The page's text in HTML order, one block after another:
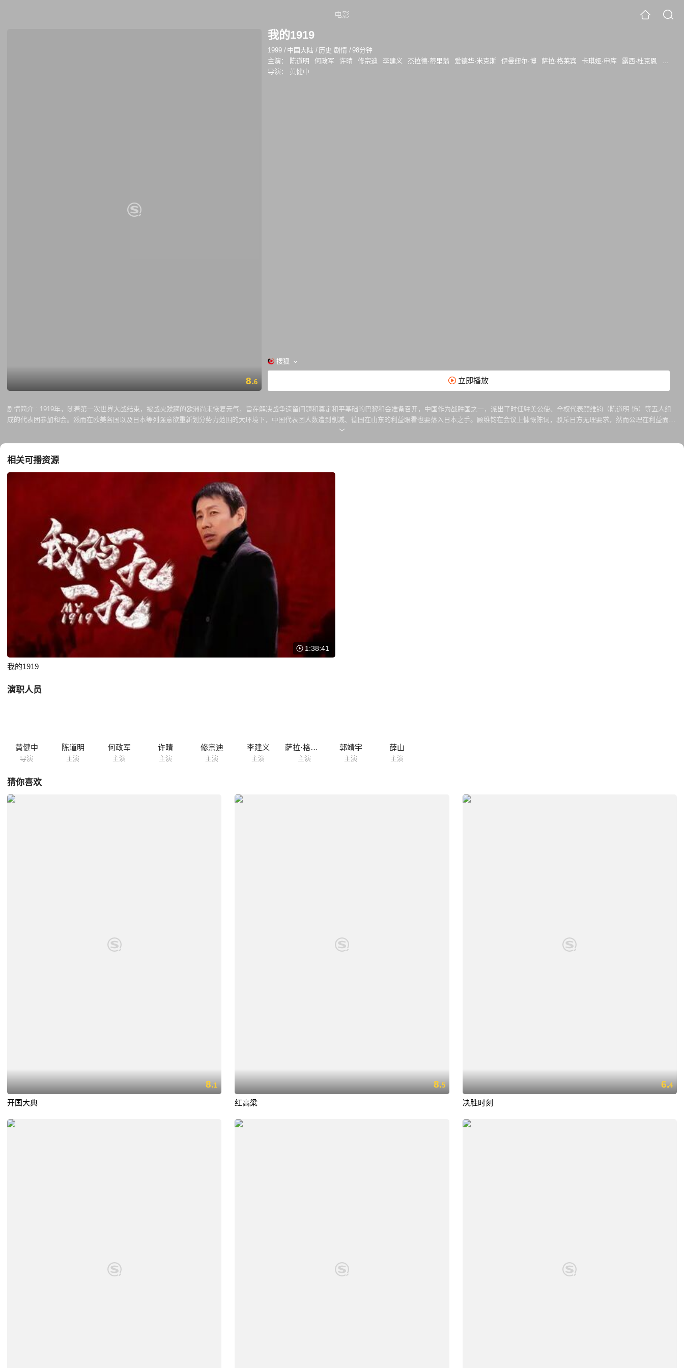
电影
8.6
我的1919
1999 / 中国大陆 / 历史 剧情 /98分钟
主演：
陈道明 何政军 许晴 修宗迪 李建义 杰拉德·蒂里翁 爱德华·米克斯 伊曼纽尔·博 萨拉·格莱宾 卡琪娅·申库 露西·杜克恩
岛冈现
导演：
黄健中
搜狐
立即播放
剧情简介 : 1919年，随着第一次世界大战结束，被战火蹂躏的欧洲尚未恢复元气，旨在解决战争遗留问题和奠定和平基础的巴黎和会准备召开，中国作为战胜国之一，派出了时任驻美公使、全权代表顾维钧（陈道明 饰）等五人组
成的代表团参加和会。然而在欧美各国以及日本等列强意欲重新划分势力范围的大环境下，中国代表团人数遭到削减、德国在山东的利益眼看也要落入日本之手。顾维钧在会议上慷慨陈词，驳斥日方无理要求，然而公理在利益面前
显得多么脆弱。顾维钧好友肖克俭（何政军 饰）之妻梅（许晴 饰）专程赶赴巴黎，寻找投身爱国工人运动的克俭。克俭在法国的活动、以及国内浩大的群众呼声令和会中的顾维钧等感受到责任重大。
相关可播资源
1:38:41
我的1919
演职人员
黄健中
导演
陈道明
主演
何政军
主演
许晴
主演
修宗迪
主演
李建义
主演
萨拉·格莱宾
主演
郭靖宇
主演
薛山
主演
猜你喜欢
8.1
开国大典
8.5
红高粱
6.4
决胜时刻